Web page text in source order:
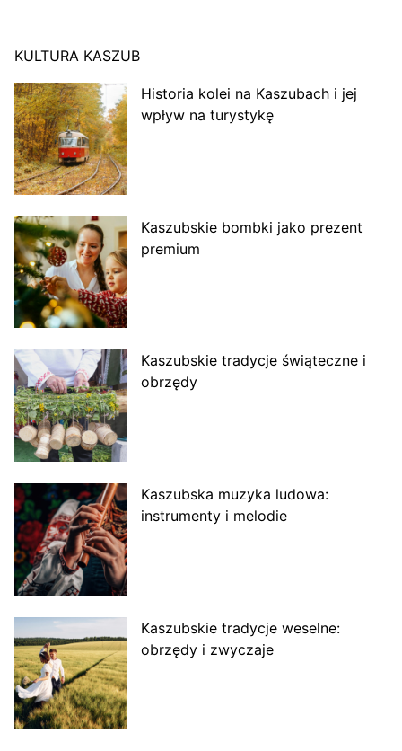
KULTURA KASZUB
Historia kolei na Kaszubach i jej
wpływ na turystykę
Kaszubskie bombki jako prezent
premium
Kaszubskie tradycje świąteczne i
obrzędy
Kaszubska muzyka ludowa:
instrumenty i melodie
Kaszubskie tradycje weselne:
obrzędy i zwyczaje